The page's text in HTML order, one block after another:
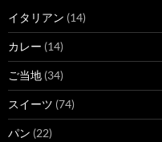
イタリアン (14)
カレー (14)
ご当地 (34)
スイーツ (74)
パン (22)